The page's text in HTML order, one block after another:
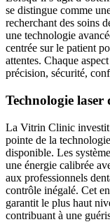
se distingue comme
recherchant des soins
une technologie
centrée sur le patient
attentes. Chaque
précision, sécurité,
Technologie laser
La Vitrin Clinic investit
pointe de la
disponible. Les
une énergie calibrée
aux professionnels
contrôle inégalé. Cet
garantit le plus haut
contribuant à une